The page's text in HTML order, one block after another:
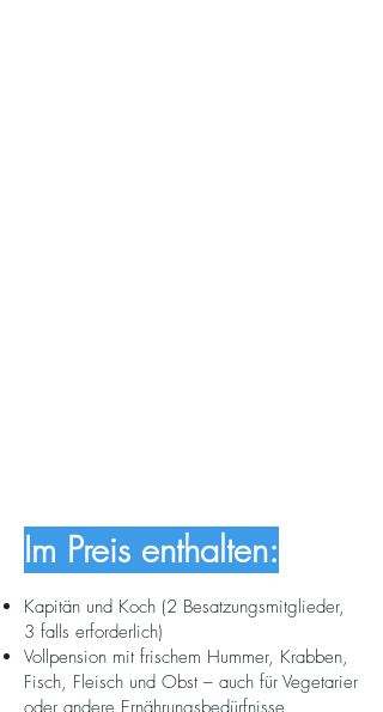
Im Preis enthalten:
Kapitän und Koch (2 Besatzungsmitglieder,
3 falls erforderlich)
Vollpension mit frischem Hummer, Krabben,
Fisch, Fleisch und Obst – auch für Vegetarier
oder andere Ernährungsbedürfnisse